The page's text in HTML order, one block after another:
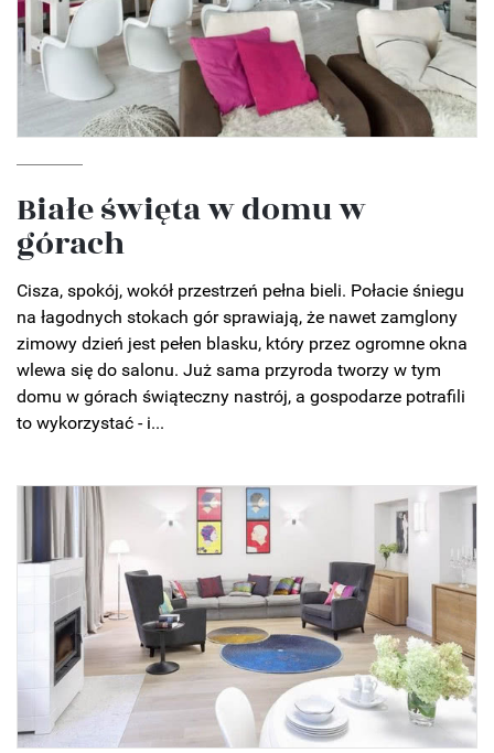
Białe święta w domu w
górach
Cisza, spokój, wokół przestrzeń pełna bieli. Połacie śniegu
na łagodnych stokach gór sprawiają, że nawet zamglony
zimowy dzień jest pełen blasku, który przez ogromne okna
wlewa się do salonu. Już sama przyroda tworzy w tym
domu w górach świąteczny nastrój, a gospodarze potrafili
to wykorzystać - i...